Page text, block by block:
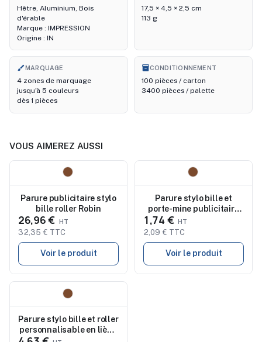
Hêtre, Aluminium, Bois
d'érable
Marque : IMPRESSION
Origine : IN
17,5 × 4,5 × 2,5 cm
113 g
brushMARQUAGE
4 zones de marquage
jusqu'à 5 couleurs
dès 1 pièces
inventory_2
CONDITIONNEMENT
100 pièces / carton
3400 pièces / palette
VOUS AIMEREZ AUSSI
Parure publicitaire stylo
bille roller Robin
26,96 €
32,35 € TTC
Voir le produit
Parure stylo bille et
porte-mine publicitaire
en bambou Darlene
1,74 €
2,09 € TTC
Voir le produit
Parure stylo bille et roller
personnalisable en liège